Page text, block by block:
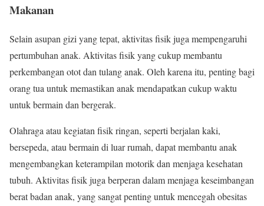
Makanan
Selain asupan gizi yang tepat, aktivitas fisik juga mempengaruhi
pertumbuhan anak. Aktivitas fisik yang cukup membantu
perkembangan otot dan tulang anak. Oleh karena itu, penting bagi
orang tua untuk memastikan anak mendapatkan cukup waktu
untuk bermain dan bergerak.
Olahraga atau kegiatan fisik ringan, seperti berjalan kaki,
bersepeda, atau bermain di luar rumah, dapat membantu anak
mengembangkan keterampilan motorik dan menjaga kesehatan
tubuh. Aktivitas fisik juga berperan dalam menjaga keseimbangan
berat badan anak, yang sangat penting untuk mencegah obesitas